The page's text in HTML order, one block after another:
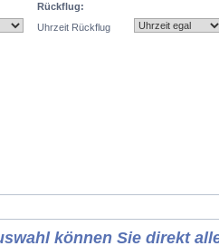
Rückflug:
Uhrzeit Rückflug
können Sie direkt